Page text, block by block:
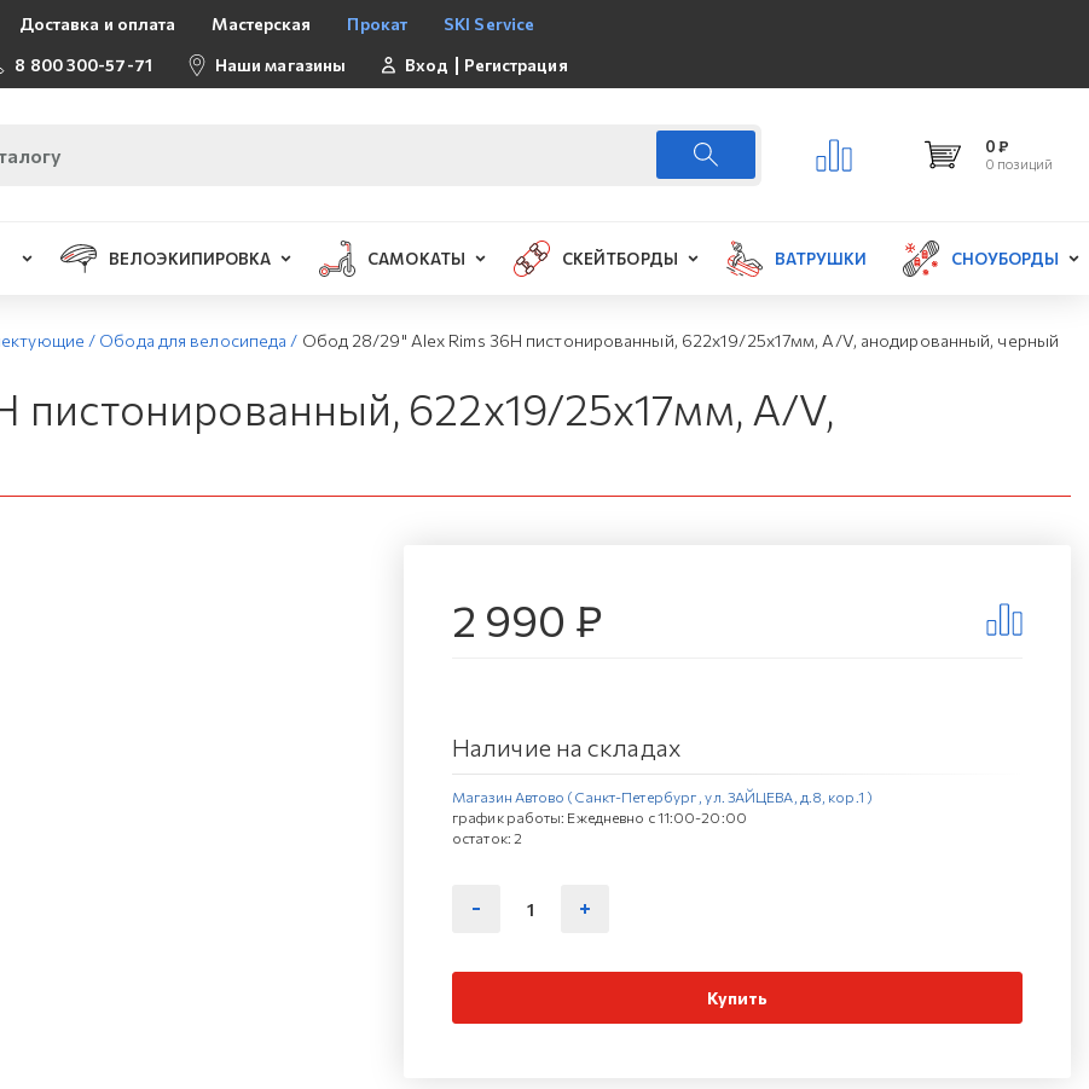
Доставка и оплата Мастерская Прокат
SKI Service
8 800 300-57-71
Наши магазины Вход Регистрация
0 ₽
0 позиций
ВЕЛОЭКИПИРОВКА САМОКАТЫ СКЕЙТБОРДЫ ВАТРУШКИ СНОУБОРДЫ
/ Обода для велосипеда / Обод 28/29" Alex Rims 36H пистонированный, 622х19/25х17мм, A/V, анодированный, черный
пистонированный, 622х19/25х17мм, A/V,
2 990 ₽
Наличие на складах
Магазин Автово (Санкт-Петербург , ул. ЗАЙЦЕВА, д.8, кор.1 )
график работы: Ежедневно с 11:00-20:00
остаток: 2
Купить